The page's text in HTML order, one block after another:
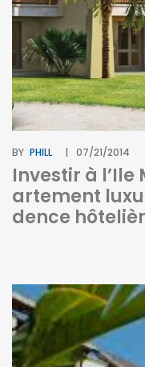
BY PHILL 07/21/2014
Investir à
artement
dence